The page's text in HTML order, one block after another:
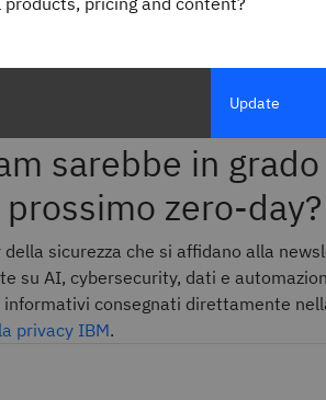
rappresentano un grave rischio per
organizzazioni esposte alla
di cybersecurity non identificano
sarebbe in
zero-day?
sicurezza che si affidano alla
su AI, cybersecurity, dati e
consegnati direttamente
privacy IBM.
Update